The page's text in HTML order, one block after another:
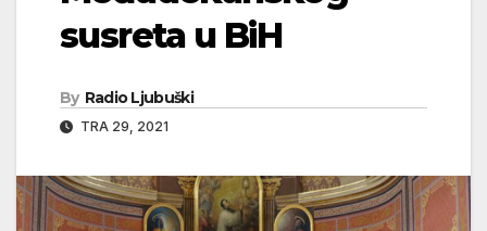
susreta u BiH
By Radio Ljubuški
TRA 29, 2021